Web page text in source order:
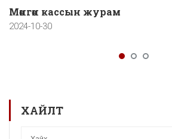
Мөнгөн кассын журам
2024-10-30
ХАЙЛТ